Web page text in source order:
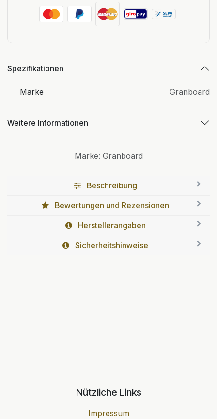
Spezifikationen
Marke Granboard
Weitere Informationen
Marke: Granboard
Beschreibung
Bewertungen und Rezensionen
Herstellerangaben
Sicherheitshinweise
Nützliche Links
Impressum